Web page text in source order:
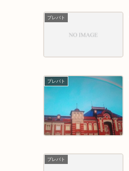
プレバト
プレバト
プレバト